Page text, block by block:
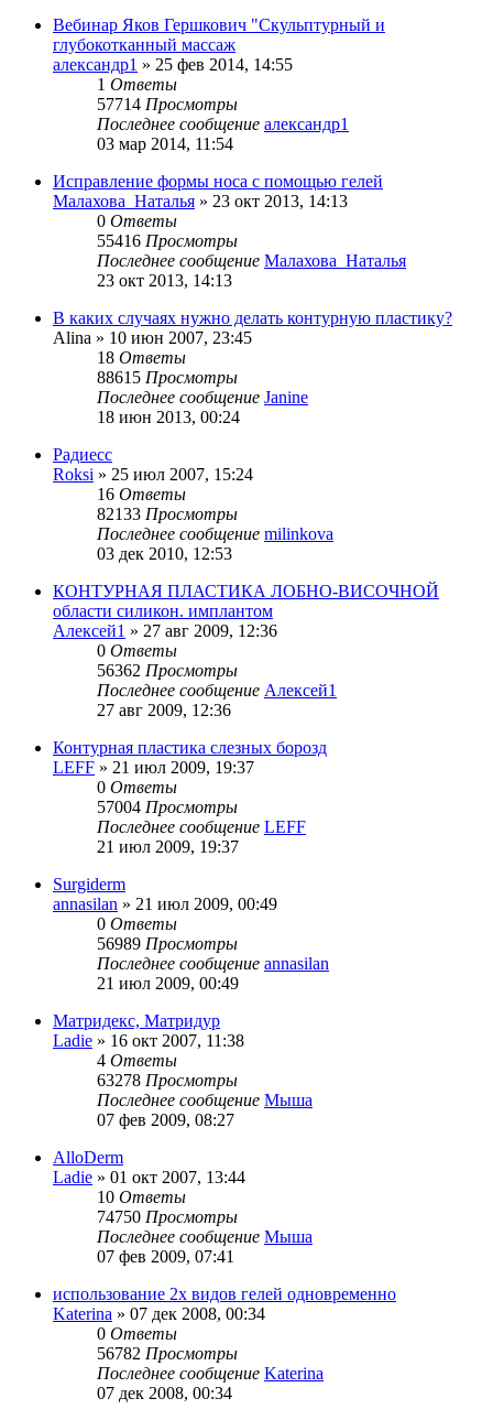
Вебинар Яков Гершкович "Скульптурный и
глубокотканный массаж
александр1 » 25 фев 2014, 14:55
1 Ответы
57714 Просмотры
Последнее сообщение александр1
03 мар 2014, 11:54
Исправление формы носа с помощью гелей
Малахова_Наталья » 23 окт 2013, 14:13
0 Ответы
55416 Просмотры
Последнее сообщение Малахова_Наталья
23 окт 2013, 14:13
В каких случаях нужно делать контурную пластику?
Alina » 10 июн 2007, 23:45
18 Ответы
88615 Просмотры
Последнее сообщение Janine
18 июн 2013, 00:24
Радиесс
Roksi » 25 июл 2007, 15:24
16 Ответы
82133 Просмотры
Последнее сообщение milinkova
03 дек 2010, 12:53
КОНТУРНАЯ ПЛАСТИКА ЛОБНО-ВИСОЧНОЙ
области силикон. имплантом
Алексей1 » 27 авг 2009, 12:36
0 Ответы
56362 Просмотры
Последнее сообщение Алексей1
27 авг 2009, 12:36
Контурная пластика слезных борозд
LEFF » 21 июл 2009, 19:37
0 Ответы
57004 Просмотры
Последнее сообщение LEFF
21 июл 2009, 19:37
Surgiderm
annasilan » 21 июл 2009, 00:49
0 Ответы
56989 Просмотры
Последнее сообщение annasilan
21 июл 2009, 00:49
Матридекс, Матридур
Ladie » 16 окт 2007, 11:38
4 Ответы
63278 Просмотры
Последнее сообщение Мыша
07 фев 2009, 08:27
AlloDerm
Ladie » 01 окт 2007, 13:44
10 Ответы
74750 Просмотры
Последнее сообщение Мыша
07 фев 2009, 07:41
использование 2х видов гелей одновременно
Katerina » 07 дек 2008, 00:34
0 Ответы
56782 Просмотры
Последнее сообщение Katerina
07 дек 2008, 00:34